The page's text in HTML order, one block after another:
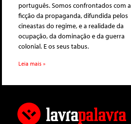
português. Somos confrontados com a
ficção da propaganda, difundida pelos
cineastas do regime, e a realidade da
ocupação, da dominação e da guerra
colonial. E os seus tabus.
Leia mais »